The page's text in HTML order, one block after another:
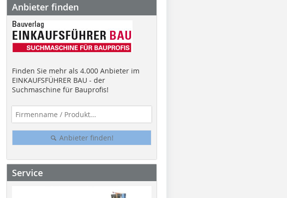
Anbieter finden
Finden Sie mehr als 4.000 Anbieter im
EINKAUFSFÜHRER BAU - der
Suchmaschine für Bauprofis!
Anbieter finden!
Service